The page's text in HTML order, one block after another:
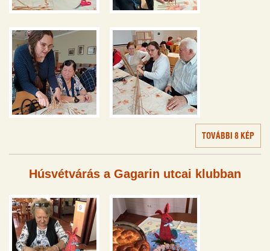
TOVÁBBI 8 KÉP
Húsvétvárás a Gagarin utcai klubban